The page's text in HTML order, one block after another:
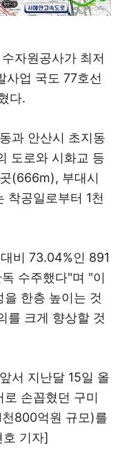
자원공사가 최저
사업 국도 77호선
다.
과 안산시 초지동
도로와 시화교 등
(666m), 부대시
착공일로부터 1천
비 73.04%인 891
수주했다"며 "이
한층 높이는 것
를 크게 향상할 것
서 지난달 15일 올
손꼽혔던 구미
800억원 규모)를
기자]